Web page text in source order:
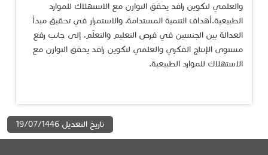
والعلمي لتكوين رافد يحقق التوازن مع الاستهلاك للموارد
الطبيعية.أهداف التنمية المستدامة، والاستمرار في تحقيق مبدأ
العدالة بين الجنسين في فرص التعليم والتعلّم، إلى جانب رفع
مستوى الإنتاج الفكري والعلمي لتكوين رافد يحقق التوازن مع
الاستهلاك للموارد الطبيعية.​
تاريخ التعديل 19/07/1446